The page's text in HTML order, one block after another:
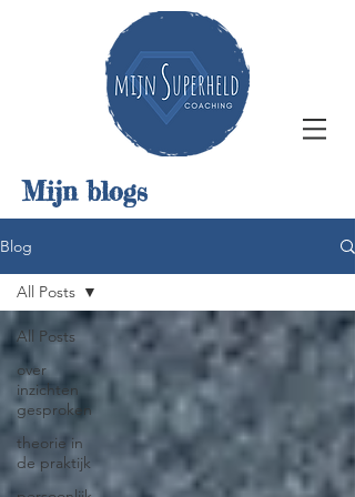
Mijn blogs
Blog
All Posts
over
inzichten
gesproken
theorie in
de praktijk
All Posts